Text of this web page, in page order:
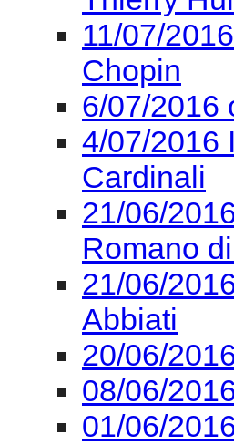
11/07/
Chopin
6/07/2016
4/07/2016
Cardinali
21/06/
Romano
21/06/
Abbiati
20/06/
08/06/
01/06/